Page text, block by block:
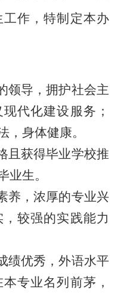
作，特制定本办
领导，拥护社会主
代化建设服务；
，身体健康。
且获得毕业学校推
业生。
养，浓厚的专业兴
较强的实践能力
绩优秀，外语水平
专业名列前茅，